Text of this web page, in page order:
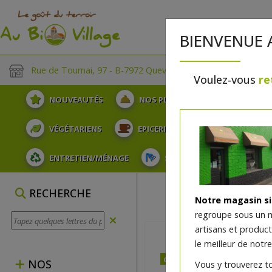
Rue de Tournai, 97 - B-7972 Quevaucamps
NOUVEAUTÉS NOS PLATEAUX
VÉGÉTARIENS EPICERIE PLATS TRAITEUR
ENTRETIEN/MÉNAGE SOINS ET HYGIÈNE DU
RECHERCHE
NOS
BIENVENUE
Voulez-vous
Notre magasin
regroupe sous un
artisans et
le meilleur de
Vous y trouverez
dès vendredi 14/08